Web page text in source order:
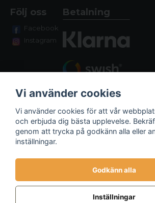
Följ oss
Facebook
Instagram
Betalning
Fraktalternativ
Vi använder cookies
Vi använder cookies för att vår
och erbjuda dig bästa upplevelse.
genom att trycka på godkänn alla eller
inställningar.
Godkänn alla
Inställningar